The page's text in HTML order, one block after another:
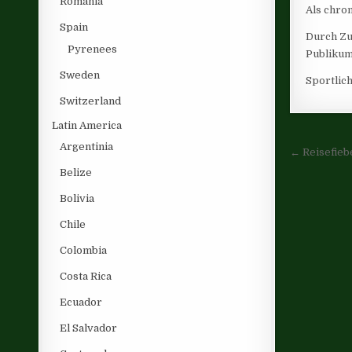
Als
Durch
Post
←
Spain
Pyrenees
Sweden
Switzerland
Latin America
Argentinia
Belize
Bolivia
Chile
Colombia
Costa Rica
Ecuador
El Salvador